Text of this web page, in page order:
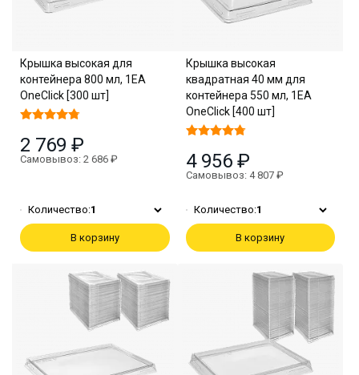
Крышка высокая для
контейнера 800 мл, 1EA
OneClick [300 шт]
2 769 ₽
Самовывоз: 2 686 ₽
Количество:1
В корзину
Крышка высокая
квадратная 40 мм для
контейнера 550 мл, 1EA
OneClick [400 шт]
4 956 ₽
Самовывоз: 4 807 ₽
Количество:1
В корзину